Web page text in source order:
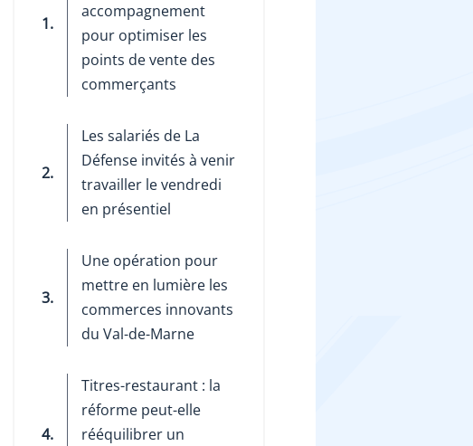
1.
accompagnement
pour optimiser les
points de vente des
commerçants
2.
Les salariés de La
Défense invités à venir
travailler le vendredi
en présentiel
3.
Une opération pour
mettre en lumière les
commerces innovants
du Val-de-Marne
4.
Titres-restaurant : la
réforme peut-elle
rééquilibrer un